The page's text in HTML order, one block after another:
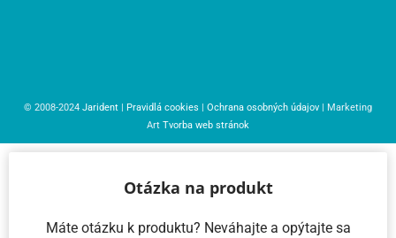
© 2008-2024 Jarident Pravidlá cookies Ochrana osobných údajov | Marketing
Art Tvorba web stránok
Otázka na produkt
Máte otázku k produktu? Neváhajte a opýtajte sa